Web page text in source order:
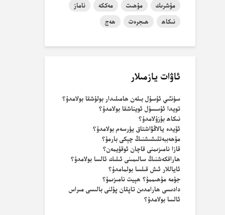
مۇشرىك
مۇھىت مەككە
ناماز
نىكاھ
ھىجرەت ھەج
ئاۋات يازمىلار
سۈنئىي ئۇسۇل بىلەن ھامىلىدار بولۇشقا بولامدۇ؟
تويدا ئۇسسۇل ئويناشقا بولامدۇ؟
نىكاھ بۇزۇلامدۇ؟
ئۆيدە يالاڭۋاشتاق يۈرسەم بولامدۇ؟
مۇھەببەتلىشىشنىڭ چېكى بارمۇ؟
قازا نامىزىمنى قاچان ئوقۇيمەن؟
ھاراقكەشنىڭ سالىمىنى ئىلىك ئالسا بولامدۇ؟
ئاياللار ئىش قىلسا بولمامدۇ؟
جۈمە مۇھىممۇ؟ ھېيت نامىزىمۇ؟
دادىسى ھارامدىن تاپقان پۇلنى بالىسى مىراس
ئالسا بولامدۇ؟